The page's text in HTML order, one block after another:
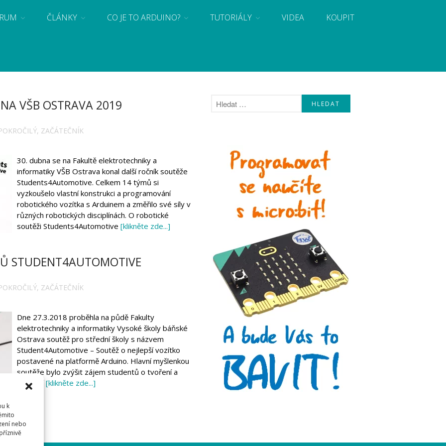
k
nebo
se základy programování a elektroniky zábavnou formou! Arduino a microbit projekty, návody, novinky i tutoriály pro začátečníky i pro
ČLÁNKY CO JE TO ARDUINO? TUTORIÁLY VIDEA KOUPIT
VŠB OSTRAVA 2019
, ZAČÁTEČNÍK
30. dubna se na Fakultě elektrotechniky a
informatiky VŠB Ostrava konal další ročník soutěže
Students4Automotive. Celkem 14 týmů si
vyzkoušelo vlastní konstrukci a programování
robotického vozítka s Arduinem a změřilo své síly v
různých robotických disciplínách. O robotické
soutěži Students4Automotive [klikněte zde...]
STUDENT4AUTOMOTIVE
, ZAČÁTEČNÍK
Dne 27.3.2018 proběhla na půdě Fakulty
elektrotechniky a informatiky Vysoké školy báňské
Ostrava soutěž pro střední školy s názvem
Student4Automotive – Soutěž o nejlepší vozítko
postavené na platformě Arduino. Hlavní myšlenkou
soutěže bylo zvýšit zájem studentů o tvoření a
bastlení[klikněte zde...]